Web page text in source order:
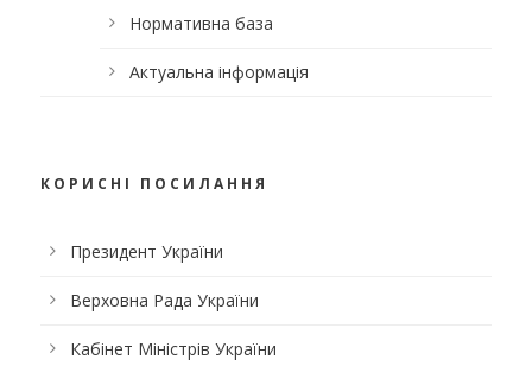
Нормативна база
Актуальна інформація
КОРИСНІ ПОСИЛАННЯ
Президент України
Верховна Рада України
Кабінет Міністрів України